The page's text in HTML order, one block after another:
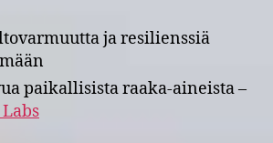
ja resilienssiä
paikallisista raaka-aineista –